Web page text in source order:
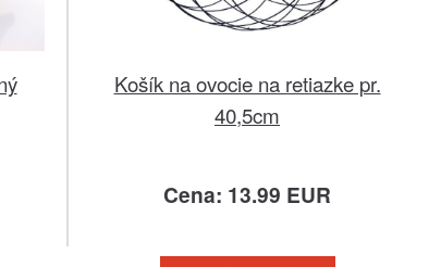
Košík na ovocie na retiazke pr.
40,5cm
Cena: 13.99 EUR